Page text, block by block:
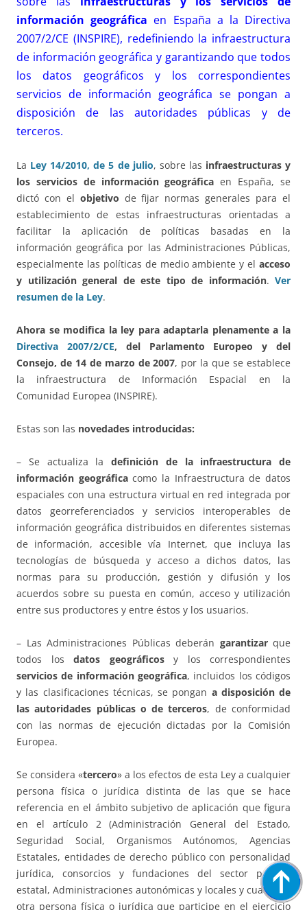
información geográfica en España a la Directiva
2007/2/CE (INSPIRE), redefiniendo la infraestructura
de información geográfica y garantizando que todos
los datos geográficos y los correspondientes
servicios de información geográfica se pongan a
disposición de las autoridades públicas y de
terceros.
La Ley 14/2010, de 5 de julio, sobre las infraestructuras y
los servicios de información geográfica en España, se
dictó con el objetivo de fijar normas generales para el
establecimiento de estas infraestructuras orientadas a
facilitar la aplicación de políticas basadas en la
información geográfica por las Administraciones Públicas,
especialmente las políticas de medio ambiente y el acceso
y utilización general de este tipo de información. Ver
resumen de la Ley.
Ahora se modifica la ley para adaptarla plenamente a la
Directiva 2007/2/CE, del Parlamento Europeo y del
Consejo, de 14 de marzo de 2007, por la que se establece
la infraestructura de Información Espacial en la
Comunidad Europea (INSPIRE).
Estas son las novedades introducidas:
– Se actualiza la definición de la infraestructura de
información geográficacomo la Infraestructura de datos
espaciales con una estructura virtual en red integrada por
datos georreferenciados y servicios interoperables de
información geográfica distribuidos en diferentes sistemas
de información, accesible vía Internet, que incluya las
tecnologías de búsqueda y acceso a dichos datos, las
normas para su producción, gestión y difusión y los
acuerdos sobre su puesta en común, acceso y utilización
entre sus productores y entre éstos y los usuarios.
– Las Administraciones Públicas deberán garantizarque
todos los datos geográficosy los correspondientes
servicios de información geográfica, incluidos los códigos
y las clasificaciones técnicas, se pongan a disposición de
las autoridades públicas o de terceros, de conformidad
con las normas de ejecución dictadas por la Comisión
Europea.
Se considera «tercero» a los efectos de esta Ley a cualquier
persona física o jurídica distinta de las que se hace
referencia en el ámbito subjetivo de aplicación que figura
en el artículo 2 (Administración General del Estado,
Seguridad Social, Organismos Autónomos, Agencias
Estatales, entidades de derecho público con personalidad
jurídica, consorcios y fundaciones del sector público
estatal, Administraciones autonómicas y locales y cualquier
otra persona física o jurídica que participe en el ejercicio